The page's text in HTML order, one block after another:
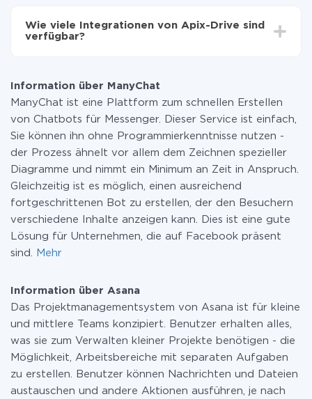
zahlen nur für die Datenmenge, die über unseren
Service von einem System auf ein anderes übertragen
Weitere Informationen zuTarifen
Wie viele Integrationen von Apix-Drive sind
verfügbar?
Information über ManyChat
ManyChat ist eine Plattform zum schnellen Erstellen
von Chatbots für Messenger. Dieser Service ist einfach,
Sie können ihn ohne Programmierkenntnisse nutzen -
der Prozess ähnelt vor allem dem Zeichnen spezieller
Diagramme und nimmt ein Minimum an Zeit in Anspruch.
Gleichzeitig ist es möglich, einen ausreichend
fortgeschrittenen Bot zu erstellen, der den Besuchern
verschiedene Inhalte anzeigen kann. Dies ist eine gute
Lösung für Unternehmen, die auf Facebook präsent
sind.
Mehr
Information über Asana
Das Projektmanagementsystem von Asana ist für kleine
und mittlere Teams konzipiert. Benutzer erhalten alles,
was sie zum Verwalten kleiner Projekte benötigen - die
Möglichkeit, Arbeitsbereiche mit separaten Aufgaben
zu erstellen. Benutzer können Nachrichten und Dateien
austauschen und andere Aktionen ausführen, je nach